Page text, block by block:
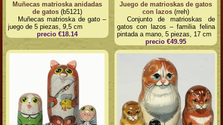
Muñecas matrioska anidadas
de gatos(b5121)
Muñecas matrioska de gato –
juego de 5 piezas, 9,5 cm
precio €18.14
Juego de matrioskas de gatos
con lazos (rreh)
Conjunto de matrioskas de
gatos con lazos – familia felina
pintada a mano, 5 piezas, 17 cm
precio €49.95